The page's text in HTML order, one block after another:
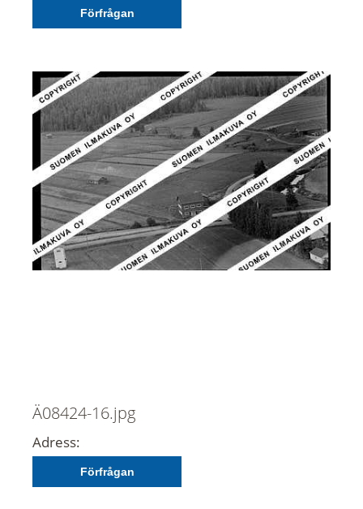
Förfrågan
Ä08424-16.jpg
Adress:
Förfrågan